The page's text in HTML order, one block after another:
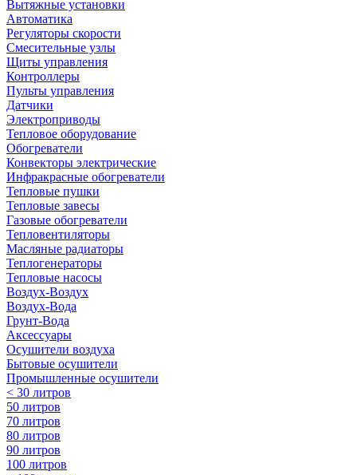
Вытяжные установки
Автоматика
Регуляторы скорости
Смесительные узлы
Щиты управления
Контроллеры
Пульты управления
Датчики
Электроприводы
Тепловое оборудование
Обогреватели
Конвекторы электрические
Инфракрасные обогреватели
Тепловые пушки
Тепловые завесы
Газовые обогреватели
Тепловентиляторы
Масляные радиаторы
Теплогенераторы
Тепловые насосы
Воздух-Воздух
Воздух-Вода
Грунт-Вода
Аксессуары
Осушители воздуха
Бытовые осушители
Промышленные осушители
< 30 литров
50 литров
70 литров
80 литров
90 литров
100 литров